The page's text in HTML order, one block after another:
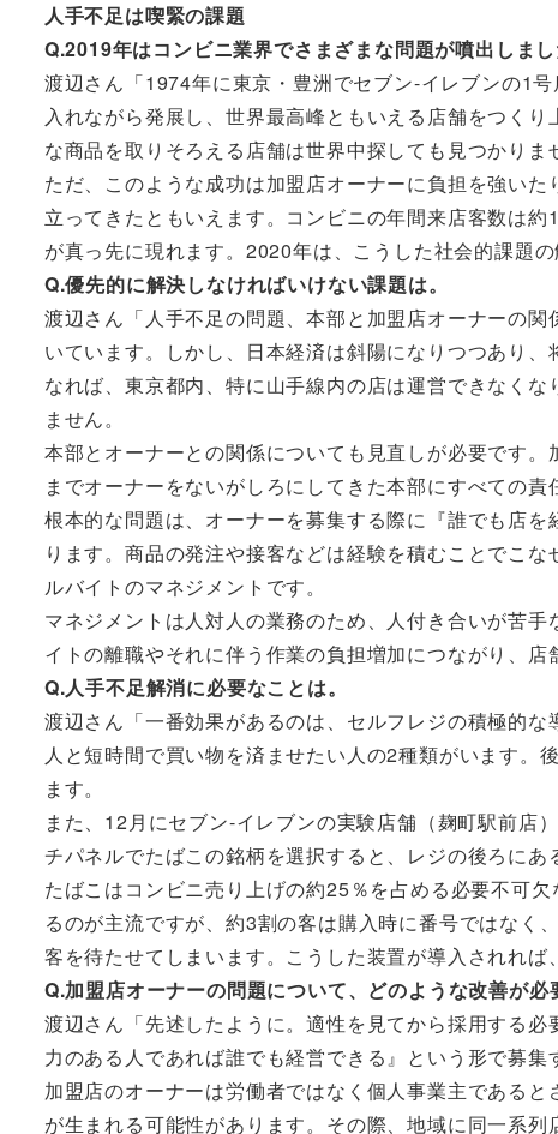
人手不足は喫緊の課題
Q.2019年はコンビニ業界でさまざまな問題が噴出しまし
渡辺さん「1974年に東京・豊洲でセブン-イレブンの1
入れながら発展し、世界最高峰ともいえる店舗をつく
な商品を取りそろえる店舗は世界中探しても見つかりま
ただ、このような成功は加盟店オーナーに負担を強い
立ってきたともいえます。コンビニの年間来店客数は
が真っ先に現れます。2020年は、こうした社会的課題
Q.優先的に解決しなければいけない課題は。
渡辺さん「人手不足の問題、本部と加盟店オーナーの
いています。しかし、日本経済は斜陽になりつつあり
なれば、東京都内、特に山手線内の店は運営できなく
ません。
本部とオーナーとの関係についても見直しが必要です
までオーナーをないがしろにしてきた本部にすべての責
根本的な問題は、オーナーを募集する際に『誰でも店
ります。商品の発注や接客などは経験を積むことでこ
ルバイトのマネジメントです。
マネジメントは人対人の業務のため、人付き合いが苦
イトの離職やそれに伴う作業の負担増加につながり、店
Q.人手不足解消に必要なことは。
渡辺さん「一番効果があるのは、セルフレジの積極的
人と短時間で買い物を済ませたい人の2種類がいます。
ます。
また、12月にセブン-イレブンの実験店舗（麹町駅前店
チパネルでたばこの銘柄を選択すると、レジの後ろにあ
たばこはコンビニ売り上げの約25％を占める必要不可
るのが主流ですが、約3割の客は購入時に番号ではなく
客を待たせてしまいます。こうした装置が導入されれば
Q.加盟店オーナーの問題について、どのような改善が必
渡辺さん「先述したように。適性を見てから採用する
力のある人であれば誰でも経営できる』という形で募集
加盟店のオーナーは労働者ではなく個人事業主である
が生まれる可能性があります。その際、地域に同一系